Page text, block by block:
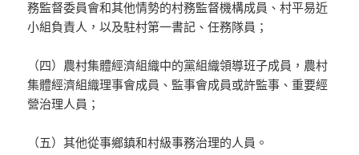
務監督委員會和其他情勢的村務監督機構成員、村平易近
小組負責人，以及駐村第一書記、任務隊員；
（四）農村集體經濟組織中的黨組織領導班子成員，農村
集體經濟組織理事會成員、監事會成員或許監事、重要經
營治理人員；
（五）其他從事鄉鎮和村級事務治理的人員。